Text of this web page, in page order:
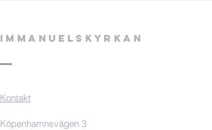
Immanuelskyrkan
Kontakt
Köpenhamnsvägen 3